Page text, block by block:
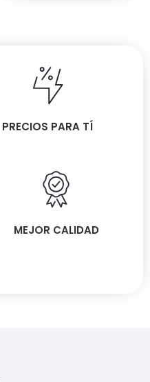
PRECIOS PARA TÍ
MEJOR CALIDAD